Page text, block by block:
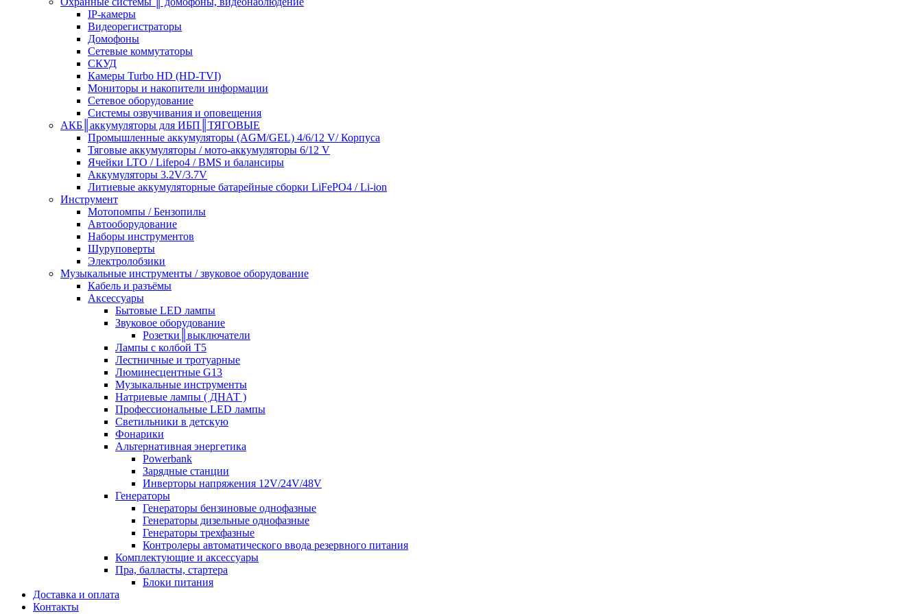
IP-камеры
Видеорегистраторы
Домофоны
Сетевые коммутаторы
СКУД
Камеры Turbo HD (HD-TVI)
Мониторы и накопители информации
Сетевое оборудование
Системы озвучивания и оповещения
АКБ║аккумуляторы для ИБП║ТЯГОВЫЕ
Промышленные аккумуляторы (AGM/GEL) 4/6/12 V/ Корпуса
Тяговые аккумуляторы / мото-аккумуляторы 6/12 V
Ячейки LTO / Lifepo4 / BMS и балансиры
Аккумуляторы 3.2V/3.7V
Литиевые аккумуляторные батарейные сборки LiFePO4 / Li-ion
Инструмент
Мотопомпы / Бензопилы
Автооборудование
Наборы инструментов
Шуруповерты
Электролобзики
Музыкальные инструменты / звуковое оборудование
Кабель и разъёмы
Аксессуары
Бытовые LED лампы
Звуковое оборудование
Розетки║выключатели
Лампы с колбой Т5
Лестничные и тротуарные
Люминесцентные G13
Музыкальные инструменты
Натриевые лампы ( ДНАТ )
Профессиональные LED лампы
Светильники в детскую
Фонарики
Альтернативная энергетика
Powerbank
Зарядные станции
Инверторы напряжения 12V/24V/48V
Генераторы
Генераторы бензиновые однофазные
Генераторы дизельные однофазные
Генераторы трехфазные
Контролеры автоматического ввода резервного питания
Комплектующие и аксессуары
Пра, балласты, стартера
Блоки питания
Доставка и оплата
Контакты